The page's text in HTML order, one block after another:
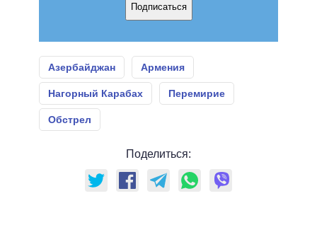
Подписаться
Азербайджан Армения
Нагорный Карабах Перемирие
Обстрел
Поделиться: